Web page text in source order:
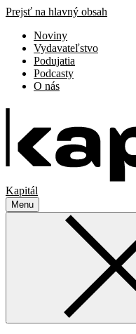
Prejsť na hlavný obsah
Noviny
Vydavateľstvo
Podujatia
Podcasty
O nás
Kapitál
Menu